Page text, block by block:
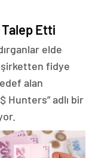
Talep Etti
elde
şirketten fidye
alan
Hunters” adlı bir